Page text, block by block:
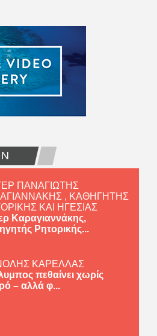
ΠΑΝΑΓΙΩΤΗΣ
, ΚΑΘΗΓΗΤΗΣ
ΚΑΙ ΗΓΕΣΙΑΣ
Καραγιαννάκης,
Ρητορικής...
ΚΑΡΕΛΛΑΣ
πεθαίνει χωρίς
– αλλά φ...